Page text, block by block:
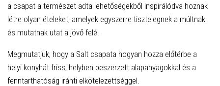
a csapat a természet adta lehetőségekből inspirálódva hoznak
létre olyan ételeket, amelyek egyszerre tisztelegnek a múltnak
és mutatnak utat a jövő felé.
Megmutatjuk, hogy a Salt csapata hogyan hozza előtérbe a
helyi konyhát friss, helyben beszerzett alapanyagokkal és a
fenntarthatóság iránti elkötelezettséggel.